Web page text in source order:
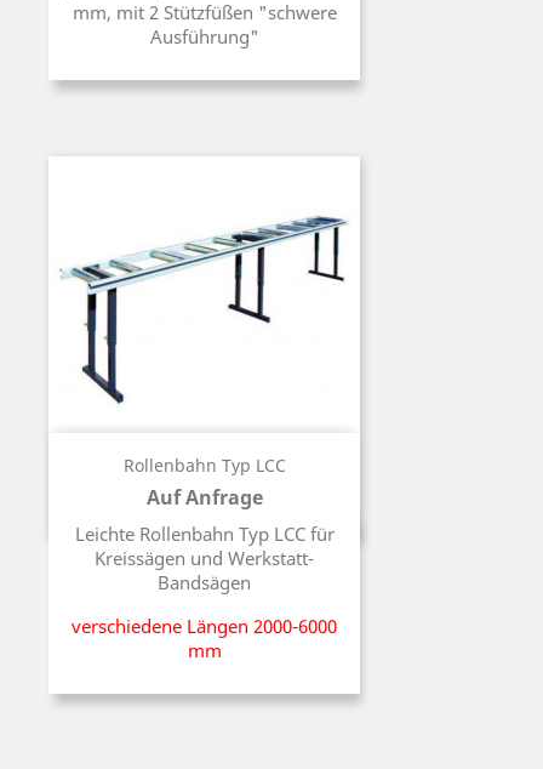
mm, mit 2 Stützfüßen "schwere
Ausführung"
Rollenbahn Typ LCC
Auf Anfrage
Preis
Leichte Rollenbahn Typ LCC für
Kreissägen und Werkstatt-
Bandsägen
verschiedene Längen 2000-6000
mm